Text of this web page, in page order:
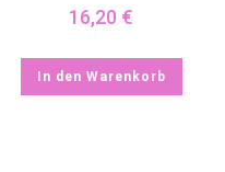
16,20 €
In den Warenkorb